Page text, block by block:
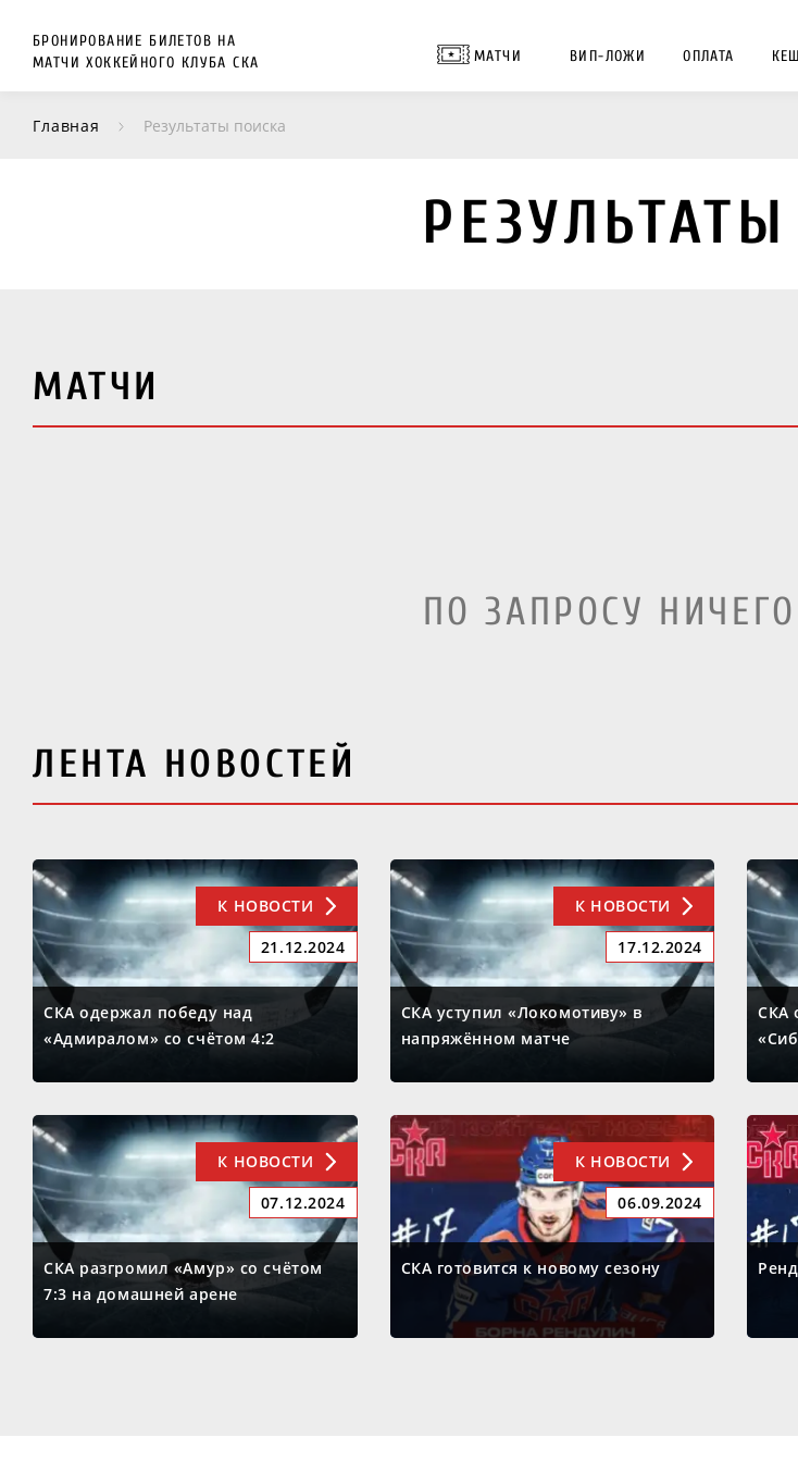
БРОНИРОВАНИЕ БИЛЕТОВ НА
МАТЧИ ХОККЕЙНОГО КЛУБА СКА
МАТЧИ ВИП-ЛОЖИ ОПЛАТА
Главная Результаты поиска
МАТЧИ
ПО ЗАПРОСУ
ЛЕНТА НОВОСТЕЙ
К НОВОСТИ
21.12.2024
СКА одержал победу над
«Адмиралом» со счётом 4:2
К НОВОСТИ
17.12.2024
СКА уступил «Локомотиву» в
напряжённом матче
СКА
К НОВОСТИ
07.12.2024
СКА разгромил «Амур» со счётом
7:3 на домашней арене
К НОВОСТИ
06.09.2024
СКА готовится к новому сезону